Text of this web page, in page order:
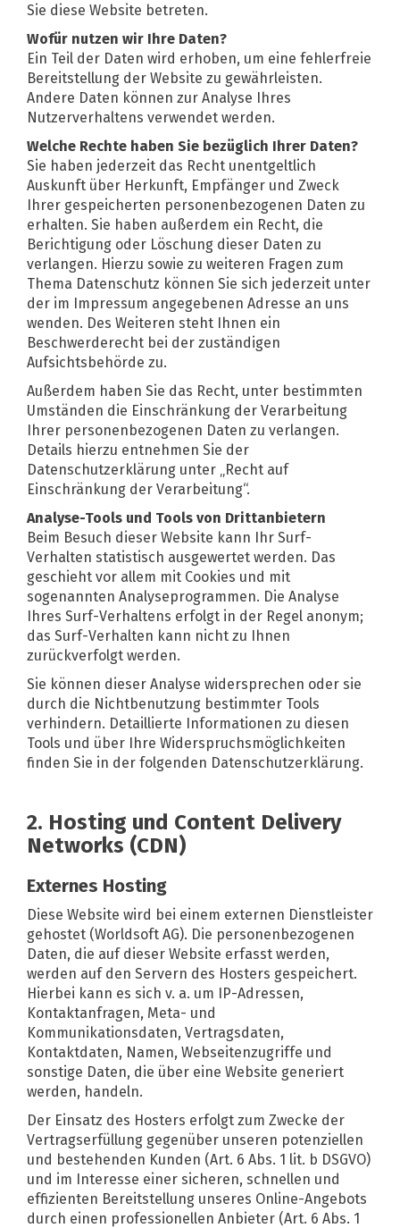
Sie diese Website betreten.
Wofür nutzen wir Ihre Daten?
Ein Teil der Daten wird erhoben, um eine fehlerfreie
Bereitstellung der Website zu gewährleisten.
Andere Daten können zur Analyse Ihres
Nutzerverhaltens verwendet werden.
Welche Rechte haben Sie bezüglich Ihrer Daten?
Sie haben jederzeit das Recht unentgeltlich
Auskunft über Herkunft, Empfänger und Zweck
Ihrer gespeicherten personenbezogenen Daten zu
erhalten. Sie haben außerdem ein Recht, die
Berichtigung oder Löschung dieser Daten zu
verlangen. Hierzu sowie zu weiteren Fragen zum
Thema Datenschutz können Sie sich jederzeit unter
der im Impressum angegebenen Adresse an uns
wenden. Des Weiteren steht Ihnen ein
Beschwerderecht bei der zuständigen
Aufsichtsbehörde zu.
Außerdem haben Sie das Recht, unter bestimmten
Umständen die Einschränkung der Verarbeitung
Ihrer personenbezogenen Daten zu verlangen.
Details hierzu entnehmen Sie der
Datenschutzerklärung unter „Recht auf
Einschränkung der Verarbeitung“.
Analyse-Tools und Tools von Drittanbietern
Beim Besuch dieser Website kann Ihr Surf-
Verhalten statistisch ausgewertet werden. Das
geschieht vor allem mit Cookies und mit
sogenannten Analyseprogrammen. Die Analyse
Ihres Surf-Verhaltens erfolgt in der Regel anonym;
das Surf-Verhalten kann nicht zu Ihnen
zurückverfolgt werden.
Sie können dieser Analyse widersprechen oder sie
durch die Nichtbenutzung bestimmter Tools
verhindern. Detaillierte Informationen zu diesen
Tools und über Ihre Widerspruchsmöglichkeiten
finden Sie in der folgenden Datenschutzerklärung.
2. Hosting und Content Delivery
Networks (CDN)
Externes Hosting
Diese Website wird bei einem externen Dienstleister
gehostet (Worldsoft AG). Die personenbezogenen
Daten, die auf dieser Website erfasst werden,
werden auf den Servern des Hosters gespeichert.
Hierbei kann es sich v. a. um IP-Adressen,
Kontaktanfragen, Meta- und
Kommunikationsdaten, Vertragsdaten,
Kontaktdaten, Namen, Webseitenzugriffe und
sonstige Daten, die über eine Website generiert
werden, handeln.
Der Einsatz des Hosters erfolgt zum Zwecke der
Vertragserfüllung gegenüber unseren potenziellen
und bestehenden Kunden (Art. 6 Abs. 1 lit. b DSGVO)
und im Interesse einer sicheren, schnellen und
effizienten Bereitstellung unseres Online-Angebots
durch einen professionellen Anbieter (Art. 6 Abs. 1